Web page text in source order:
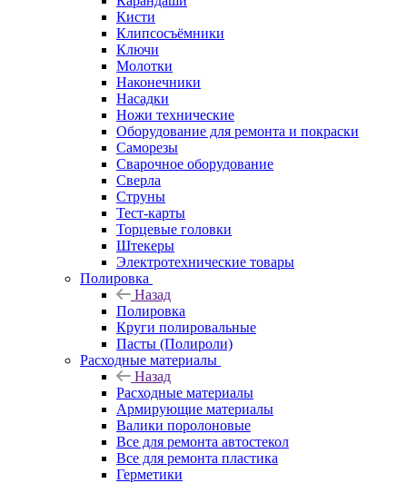
Кисти
Клипсосъёмники
Ключи
Молотки
Наконечники
Насадки
Ножи технические
Оборудование для ремонта и покраски
Саморезы
Сварочное оборудование
Сверла
Струны
Тест-карты
Торцевые головки
Штекеры
Электротехнические товары
Полировка
Назад
Полировка
Круги полировальные
Пасты (Полироли)
Расходные материалы
Назад
Расходные материалы
Армирующие материалы
Валики поролоновые
Все для ремонта автостекол
Все для ремонта пластика
Герметики